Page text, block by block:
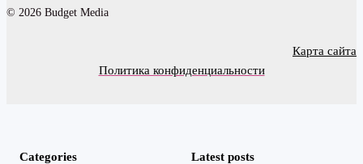
© 2026 Budget Media
Карта сайта
Политика конфиденциальности
Categories Latest posts